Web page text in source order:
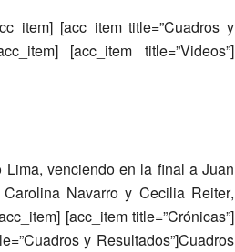
[acc_item title=”Cuadros y
[acc_item title=”Videos”]
Lima, venciendo en la final a Juan
Carolina Navarro y Cecilia Reiter,
[acc_item title=”Crónicas”]
y Resultados”]Cuadros